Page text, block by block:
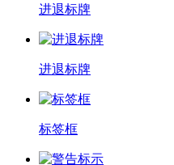
进退标牌
进退标牌
标签框